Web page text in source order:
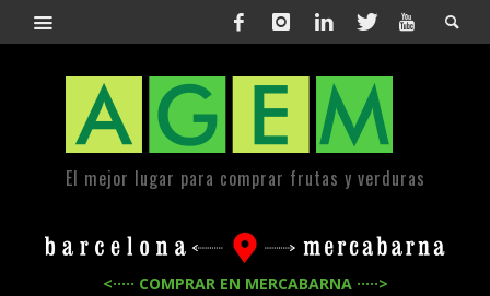
El mejor lugar para comprar frutas y verduras
<····· COMPRAR EN MERCABARNA ·····>